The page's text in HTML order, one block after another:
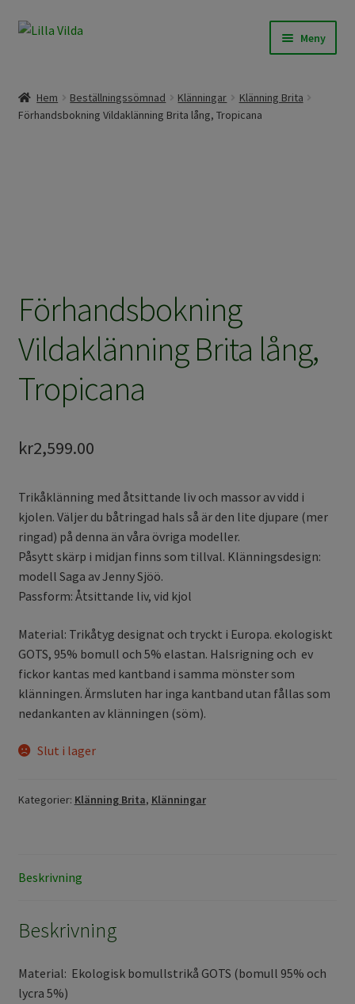
Hoppa
Hoppa
Meny
Beställningssömnad
Hem Beställningssömnad Klänningar
Klänning Brita
Förhandsbokning Vildaklänning Brita lång, Tropicana
Förhandsbokning
Vildaklänning Brita lång,
Tropicana
kr2,599.00
Trikåklänning med åtsittande liv och massor av vidd i
kjolen. Väljer du båtringad hals så är den lite djupare (mer
ringad) på denna än våra övriga modeller.
Påsytt skärp i midjan finns som tillval. Klänningsdesign:
modell Saga av Jenny Sjöö.
Passform: Åtsittande liv, vid kjol
Material: Trikåtyg designat och tryckt i Europa. ekologiskt
GOTS, 95% bomull och 5% elastan. Halsrigning och ev
fickor kantas med kantband i samma mönster som
klänningen. Ärmsluten har inga kantband utan fållas som
nedankanten av klänningen (söm).
Slut i lager
Kategorier: Klänning Brita, Klänningar
Beskrivning
Beskrivning
Material: Ekologisk bomullstrikå GOTS (bomull 95% och
lycra 5%)